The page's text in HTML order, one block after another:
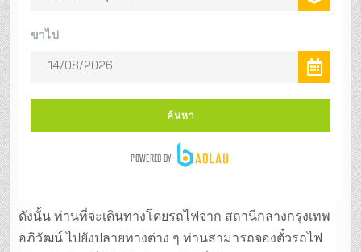
ดังนั้น ท่านที่จะเดินทางโดยรถไฟจาก สถานีกลางกรุงเทพ
อภิวัฒน์ ไปยังปลายทางต่าง ๆ ท่านสามารถจองตั๋วรถไฟ